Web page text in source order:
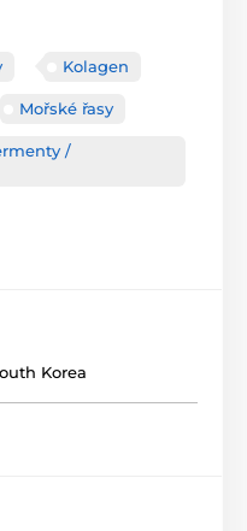
Kolagen
Mořské řasy
/
Korea